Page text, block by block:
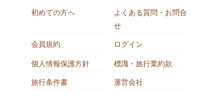
初めての方へ
よくある質問・お問合
せ
会員規約 ログイン
個人情報保護方針 標識・旅行業約款
旅行条件書 運営会社